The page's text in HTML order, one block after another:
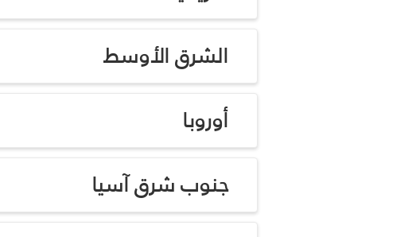
الشرق الأوسط
أوروبا
جنوب شرق آسيا